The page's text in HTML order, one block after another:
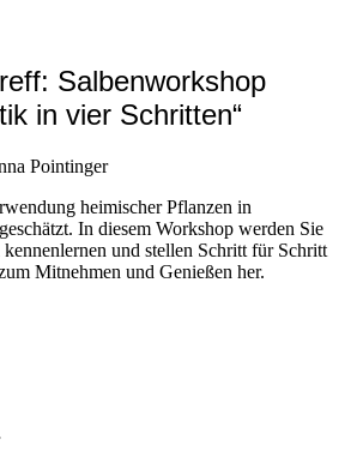
Salbenworkshop
in vier Schritten“
Pointinger
heimischer Pflanzen in
In diesem Workshop werden Sie
und stellen Schritt für Schritt
Mitnehmen und Genießen her.